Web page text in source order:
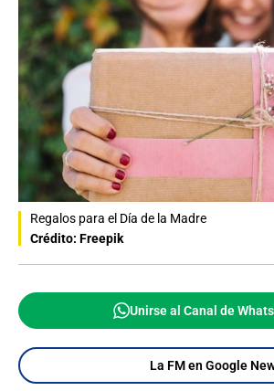
Regalos para el Día de la Madre
Crédito: Freepik
Unirse al Canal de
La FM en Google